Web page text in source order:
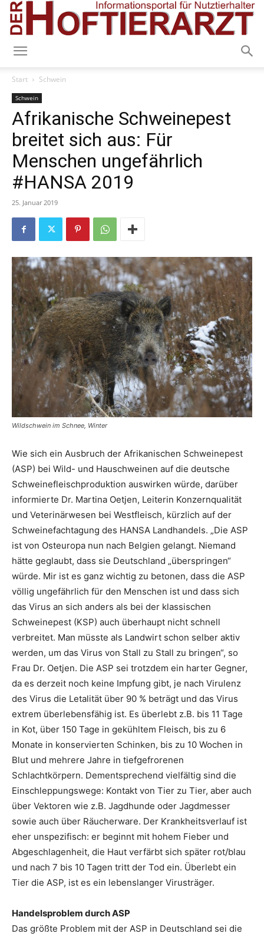
Start Schwein
Schwein
Afrikanische Schweinepest
breitet sich aus: Für
Menschen ungefährlich
#HANSA 2019
25. Januar 2019
Wildschwein im Schnee, Winter
Wie sich ein Ausbruch der Afrikanischen Schweinepest
(ASP) bei Wild- und Hauschweinen auf die deutsche
Schweinefleischproduktion auswirken würde, darüber
informierte Dr. Martina Oetjen, Leiterin Konzernqualität
und Veterinärwesen bei Westfleisch, kürzlich auf der
Schweinefachtagung des HANSA Landhandels. „Die ASP
ist von Osteuropa nun nach Belgien gelangt. Niemand
hätte geglaubt, dass sie Deutschland „überspringen“
würde. Mir ist es ganz wichtig zu betonen, dass die ASP
völlig ungefährlich für den Menschen ist und dass sich
das Virus an sich anders als bei der klassischen
Schweinepest (KSP) auch überhaupt nicht schnell
verbreitet. Man müsste als Landwirt schon selber aktiv
werden, um das Virus von Stall zu Stall zu bringen“, so
Frau Dr. Oetjen. Die ASP sei trotzdem ein harter Gegner,
da es derzeit noch keine Impfung gibt, je nach Virulenz
des Virus die Letalität über 90 % beträgt und das Virus
extrem überlebensfähig ist. Es überlebt z.B. bis 11 Tage
in Kot, über 150 Tage in gekühltem Fleisch, bis zu 6
Monate in konservierten Schinken, bis zu 10 Wochen in
Blut und mehrere Jahre in tiefgefrorenen
Schlachtkörpern. Dementsprechend vielfältig sind die
Einschleppungswege: Kontakt von Tier zu Tier, aber auch
über Vektoren wie z.B. Jagdhunde oder Jagdmesser
sowie auch über Räucherware. Der Krankheitsverlauf ist
eher unspezifisch: er beginnt mit hohem Fieber und
Abgeschlagenheit, die Haut verfärbt sich später rot/blau
und nach 7 bis 10 Tagen tritt der Tod ein. Überlebt ein
Tier die ASP, ist es ein lebenslanger Virusträger.
Handelsproblem durch ASP
Das größte Problem mit der ASP in Deutschland sei die